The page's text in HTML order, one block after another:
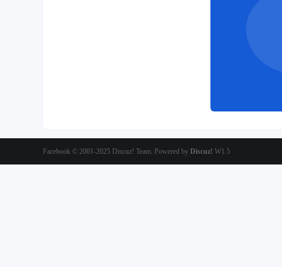
Facebook © 2001-2025 Discuz! Team. Powered by Discuz! W1.5